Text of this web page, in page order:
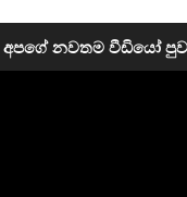
අපගේ නවතම වීඩියෝ